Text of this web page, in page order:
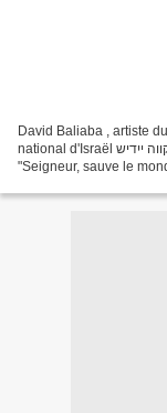
David Baliaba , artiste
national d'Israël התקווה ייִדיש David Baliaba chante "Lord Save the World"
"Seigneur, sauve le